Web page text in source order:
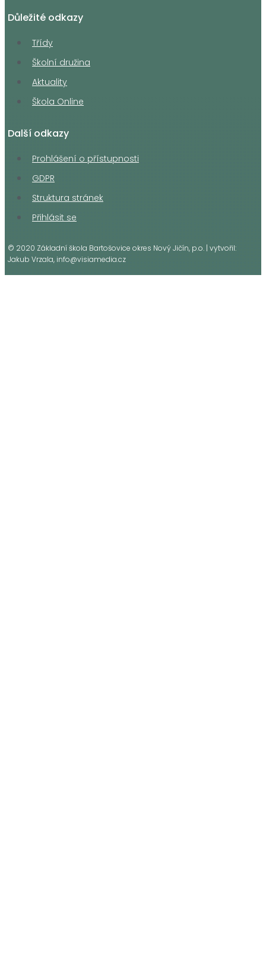
Důležité odkazy
Třídy
Školní družina
Aktuality
Škola Online
Další odkazy
Prohlášení o přístupnosti
GDPR
Struktura stránek
Přihlásit se
© 2020 Základní škola Bartošovice okres Nový Jičín, p.o. | vytvořil:
Jakub Vrzala, info@visiamedia.cz